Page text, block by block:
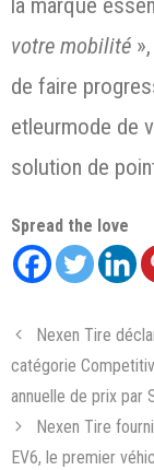
la marque
votre mobilité
de faire
etleurmode de
solution de
Spread the love
Nexen Tire
catégorie
annuelle de prix par
Nexen Tire
EV6, le premier